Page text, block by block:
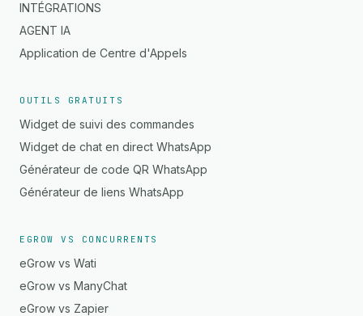
INTÉGRATIONS
AGENT IA
Application de Centre d'Appels
OUTILS GRATUITS
Widget de suivi des commandes
Widget de chat en direct WhatsApp
Générateur de code QR WhatsApp
Générateur de liens WhatsApp
EGROW VS CONCURRENTS
eGrow vs Wati
eGrow vs ManyChat
eGrow vs Zapier